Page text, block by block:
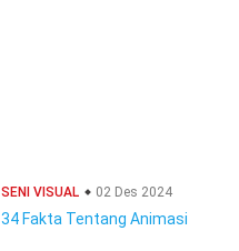
SENI VISUAL 02 Des 2024
34 Fakta Tentang Animasi